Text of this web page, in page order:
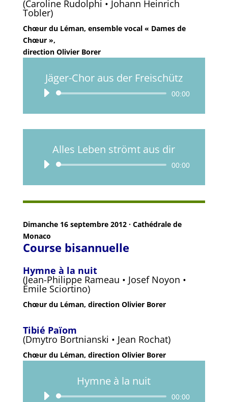
(Caroline Rudolphi • Johann Heinrich
Tobler)
Chœur du Léman, ensemble vocal « Dames de
Chœur »,
direction Olivier Borer
Jäger-Chor aus der Freischütz
Lecteur
00:00
Alles Leben strömt aus dir
Lecteur
00:00
Dimanche 16 septembre 2012 · Cathédrale de
Monaco
Course bisannuelle
Hymne à la nuit
(Jean-Philippe Rameau • Josef Noyon •
Emile Sciortino)
Chœur du Léman, direction Olivier Borer
Tibié Païom
(Dmytro Bortnianski • Jean Rochat)
Chœur du Léman, direction Olivier Borer
Hymne à la nuit
Lecteur
00:00